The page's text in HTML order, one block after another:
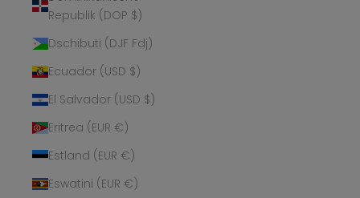
Republik (DOP $)
Dschibuti (DJF Fdj)
Ecuador (USD $)
El Salvador (USD $)
Eritrea (EUR €)
Estland (EUR €)
Eswatini (EUR €)